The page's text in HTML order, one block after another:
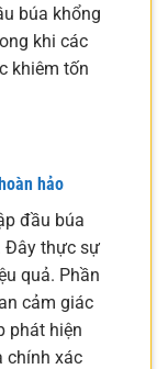
búa khổng
khi các
khiêm tốn
hảo
đầu búa
Đây thực sự
quả. Phần
cảm giác
phát hiện
chính xác